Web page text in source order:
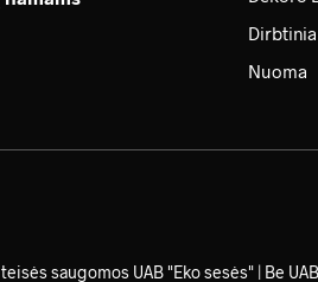
Nuoma
saugomos UAB "Eko sesės" | Be